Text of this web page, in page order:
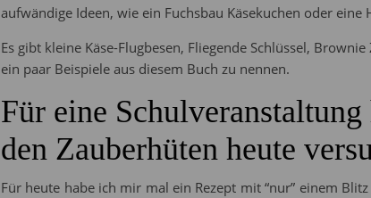
aufwändige Ideen, wie ein Fuchsbau Käsekuchen oder
Es gibt kleine Käse-Flugbesen, Fliegende Schlüssel,
ein paar Beispiele aus diesem Buch zu nennen.
Für eine
den Zauberhüten heute
Für heute habe ich mir mal ein Rezept mit “nur” einem